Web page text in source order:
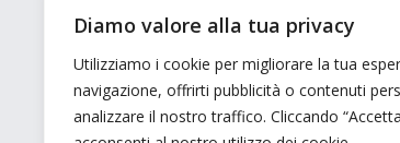
Diamo valore alla tua privacy
Utilizziamo i cookie per migliorare la tua
navigazione, offrirti pubblicità o contenuti
analizzare il nostro traffico. Cliccando
E’ un portale di news ai sensi del D.L.
7/5/2001 n. 62